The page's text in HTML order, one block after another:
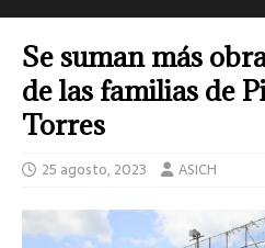
Se suman más
de las familias de
Torres
25 agosto, 2023 ASICH